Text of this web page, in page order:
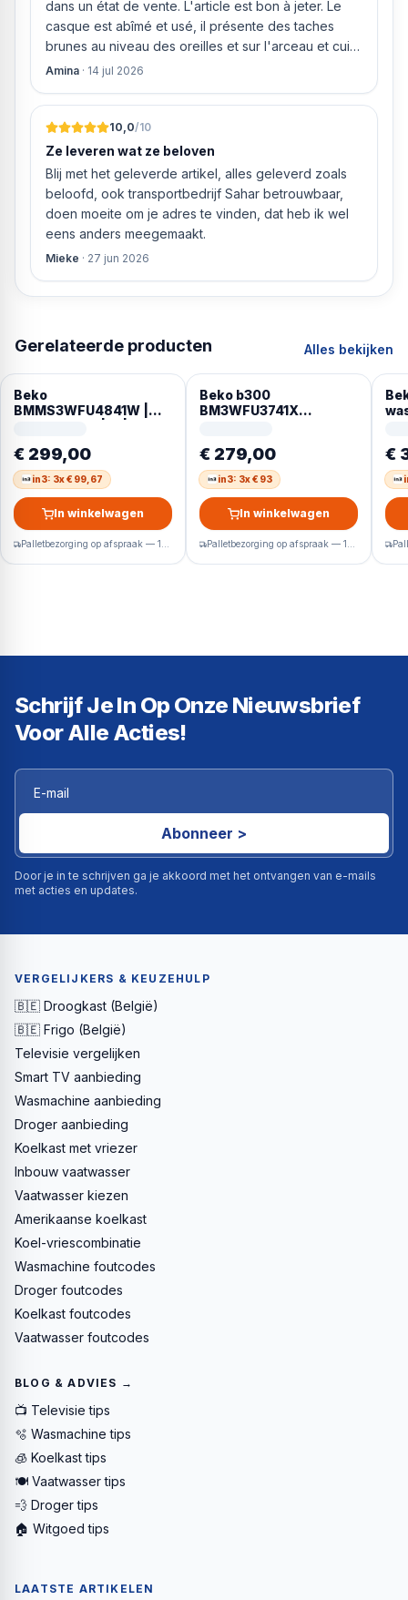
Programma's Kookwas Gekleurd Eco 40-60 EasyCare
Mini/Mini 14' Mix Wol / Handwas GentleCare™
Centrifugeren & afpompen Spoelen Donker/Jeans
Outdoor StainExpert™ Hygiëne+ met stoom Dons & stoom
Overhemden & stoom Functies Voorwas Snel+™ Extra
Spoelen Hypofunctie 1 Trommelreiniging met stoom
Hypofunctie 3 AntiCrease+® Technologieen ProSmart™
invertermotor Stoomtechnologie SteamCure®
OptiSense® AquaWave® XL-deur Weergavetype Digitaal
beeld Energieverbruik in kWh voor 100 bedrijfscycli 47
kWh Afmetingen Hoogte 84,5 cm Breedte 60 cm Diepte
55cm Gewicht 65 kg
dans un état de vente. L'article est bon à jeter. Le
casque est abîmé et usé, il présente des taches
brunes au niveau des oreilles et sur l'arceau et cuir
qui est craquelé ! Les coussins sont eux « dégonflés
Amina · 14 jul 2026
10,0/10
Ze leveren wat ze beloven
Blij met het geleverde artikel, alles geleverd zoals
beloofd, ook transportbedrijf Sahar betrouwbaar,
doen moeite om je adres te vinden, dat heb ik wel
eens anders meegemaakt.
Mieke · 27 jun 2026
Gerelateerde producten Alles bekijken
Beko
BMMS3WFU4841W |
Display
€ 299,00
in3: 3x € 99,67
In winkelwagen
Beko b300
BM3WFU3741X
Duits display
€ 279,00
in3: 3x € 93
In winkelwagen
€
Schrijf Je In Op Onze Nieuwsbrief
Voor Alle Acties!
Abonneer >
Door je in te schrijven ga je akkoord met het ontvangen van e-mails
met acties en updates.
VERGELIJKERS & KEUZEHULP
🇧🇪 Droogkast (België)
🇧🇪 Frigo (België)
Televisie vergelijken
Smart TV aanbieding
Wasmachine aanbieding
Droger aanbieding
Koelkast met vriezer
Inbouw vaatwasser
Vaatwasser kiezen
Amerikaanse koelkast
Koel-vriescombinatie
Wasmachine foutcodes
Droger foutcodes
Koelkast foutcodes
Vaatwasser foutcodes
BLOG & ADVIES →
📺 Televisie tips
🫧 Wasmachine tips
🧊 Koelkast tips
🍽️ Vaatwasser tips
💨 Droger tips
🏠 Witgoed tips
LAATSTE ARTIKELEN